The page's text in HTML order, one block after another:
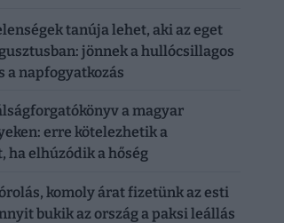
tanúja lehet, aki az eget
jönnek a hullócsillagos
a napfogyatkozás
a magyar
erre kötelezhetik a
ha elhúzódik a hőség
komoly árat fizetünk az esti
bukik az ország a paksi leállás